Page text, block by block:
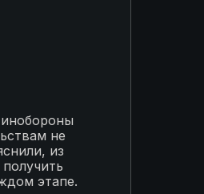
не
из
этапе.